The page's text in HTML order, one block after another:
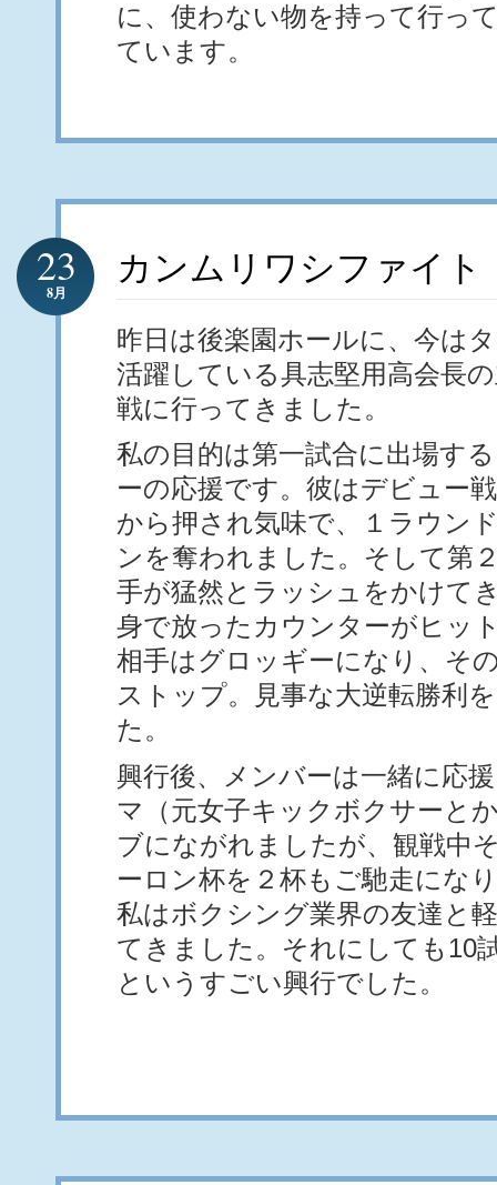
に、使わない物を持って行っ
ています。
カンムリワシファイト
23
8月
昨日は後楽園ホールに、今は
活躍している具志堅用高会長
戦に行ってきました。
私の目的は第一試合に出場す
ーの応援です。彼はデビュー
から押され気味で、１ラウン
ンを奪われました。そして第
手が猛然とラッシュをかけて
身で放ったカウンターがヒッ
相手はグロッギーになり、そ
ストップ。見事な大逆転勝利
た。
興行後、メンバーは一緒に応
マ（元女子キックボクサーと
ブにながれましたが、観戦中
ーロン杯を２杯もご馳走にな
私はボクシング業界の友達と
てきました。それにしても10
というすごい興行でした。